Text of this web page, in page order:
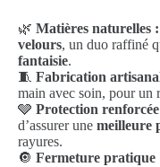
🌿 Matières naturelles :
velours, un duo raffiné
fantaisie.
🧵 Fabrication
main avec soin, pour un
🩶 Protection
d’assurer une meilleure
rayures.
🔘 Fermeture pratique